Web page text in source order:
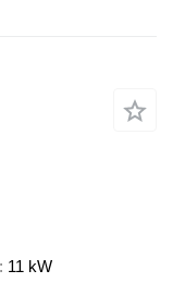
11 kW